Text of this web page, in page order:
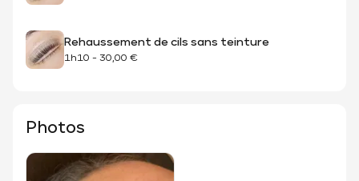
Rehaussement de cils sans teinture
1h10 - 30,00 €
Photos